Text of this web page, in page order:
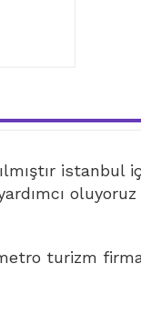
istanbul
oluyoruz
turizm